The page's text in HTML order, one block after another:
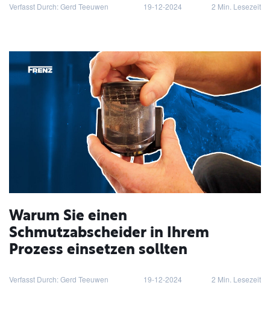
Verfasst Durch: Gerd Teeuwen 19-12-2024 2 Min. Lesezeit
Warum Sie einen
Schmutzabscheider in Ihrem
Prozess einsetzen sollten
Verfasst Durch: Gerd Teeuwen 19-12-2024 2 Min. Lesezeit